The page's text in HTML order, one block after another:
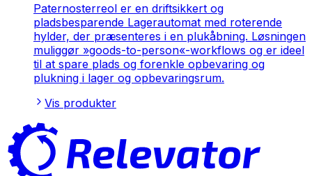
Paternosterreol er en driftsikkert og
pladsbesparende Lagerautomat med roterende
hylder, der præsenteres i en plukåbning. Løsningen
muliggør »goods-to-person«-workflows og er ideel
til at spare plads og forenkle opbevaring og
plukning i lager og opbevaringsrum.
Vis produkter